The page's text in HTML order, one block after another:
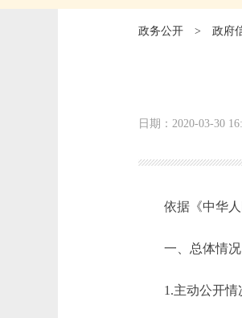
政务公开 > 政府
日期：2020-03-30
依据《中华人民
一、总体情况
1.主动公开情